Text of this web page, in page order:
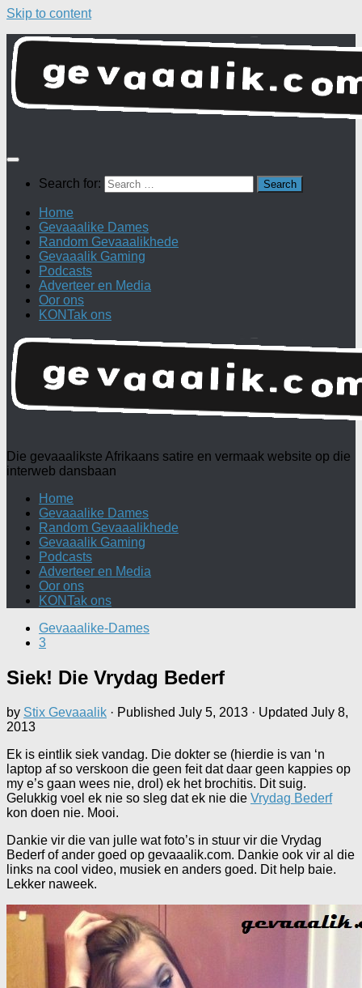
Skip to content
Search for:
Home
Gevaaalike Dames
Random Gevaaalikhede
Gevaaalik Gaming
Podcasts
Adverteer en Media
Oor ons
KONTak ons
Die gevaaalikste Afrikaans satire en vermaak website op die
interweb dansbaan
Home
Gevaaalike Dames
Random Gevaaalikhede
Gevaaalik Gaming
Podcasts
Adverteer en Media
Oor ons
KONTak ons
Gevaaalike-Dames
3
Siek! Die Vrydag Bederf
by Stix Gevaaalik · Published July 5, 2013 · Updated July 8,
2013
Ek is eintlik siek vandag. Die dokter se (hierdie is van ‘n
laptop af so verskoon die geen feit dat daar geen kappies op
my e’s gaan wees nie, drol) ek het brochitis. Dit suig.
Gelukkig voel ek nie so sleg dat ek nie die Vrydag Bederf
kon doen nie. Mooi.
Dankie vir die van julle wat foto’s in stuur vir die Vrydag
Bederf of ander goed op gevaaalik.com. Dankie ook vir al die
links na cool video, musiek en anders goed. Dit help baie.
Lekker naweek.